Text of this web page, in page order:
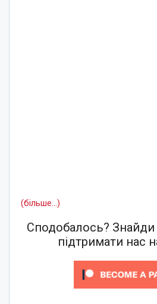
(більше…)
Сподобалось?
підтримати нас